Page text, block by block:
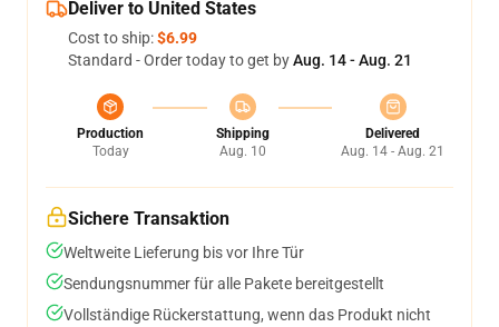
Deliver to United States
Cost to ship:$6.99
Standard - Order today to get byAug. 14 - Aug. 21
Production
Today
Shipping
Aug. 10
Delivered
Aug. 14 - Aug. 21
Sichere Transaktion
Weltweite Lieferung bis vor Ihre Tür
Sendungsnummer für alle Pakete bereitgestellt
Vollständige Rückerstattung, wenn das Produkt nicht